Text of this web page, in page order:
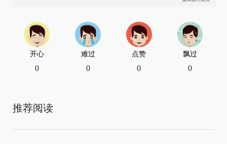
开心
0
难过
0
点赞
0
飘过
0
推荐阅读